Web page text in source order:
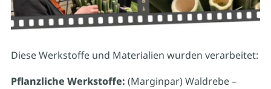
Diese Werkstoffe und Materialien wurden verarbeitet:
Pflanzliche Werkstoffe: (Marginpar) Waldrebe –